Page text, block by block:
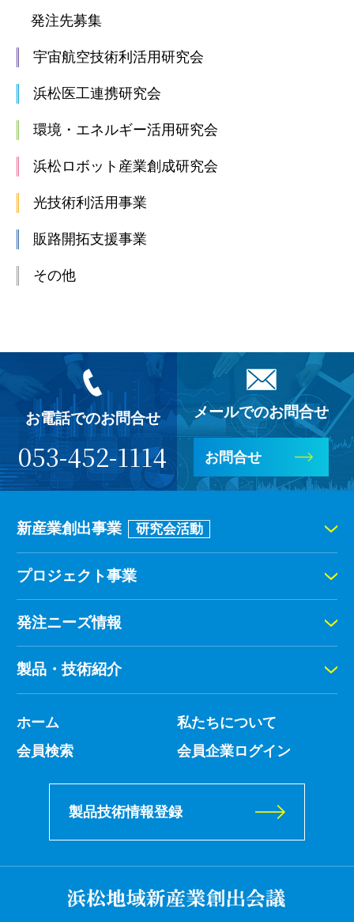
発注先募集
宇宙航空技術利活用研究会
浜松医工連携研究会
環境・エネルギー活用研究会
浜松ロボット産業創成研究会
光技術利活用事業
販路開拓支援事業
その他
お電話でのお問合せ
053-452-1114
メールでのお問合せ
お問合せ
新産業創出事業 研究会活動
プロジェクト事業
発注ニーズ情報
製品・技術紹介
ホーム
私たちについて
会員検索
会員企業ログイン
製品技術情報登録